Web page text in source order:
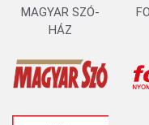
MAGYAR SZÓ-
HÁZ